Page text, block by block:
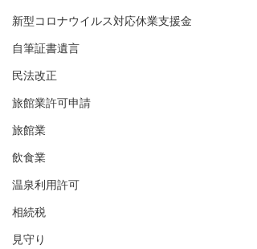
新型コロナウイルス対応休業支援金
自筆証書遺言
民法改正
旅館業許可申請
旅館業
飲食業
温泉利用許可
相続税
見守り